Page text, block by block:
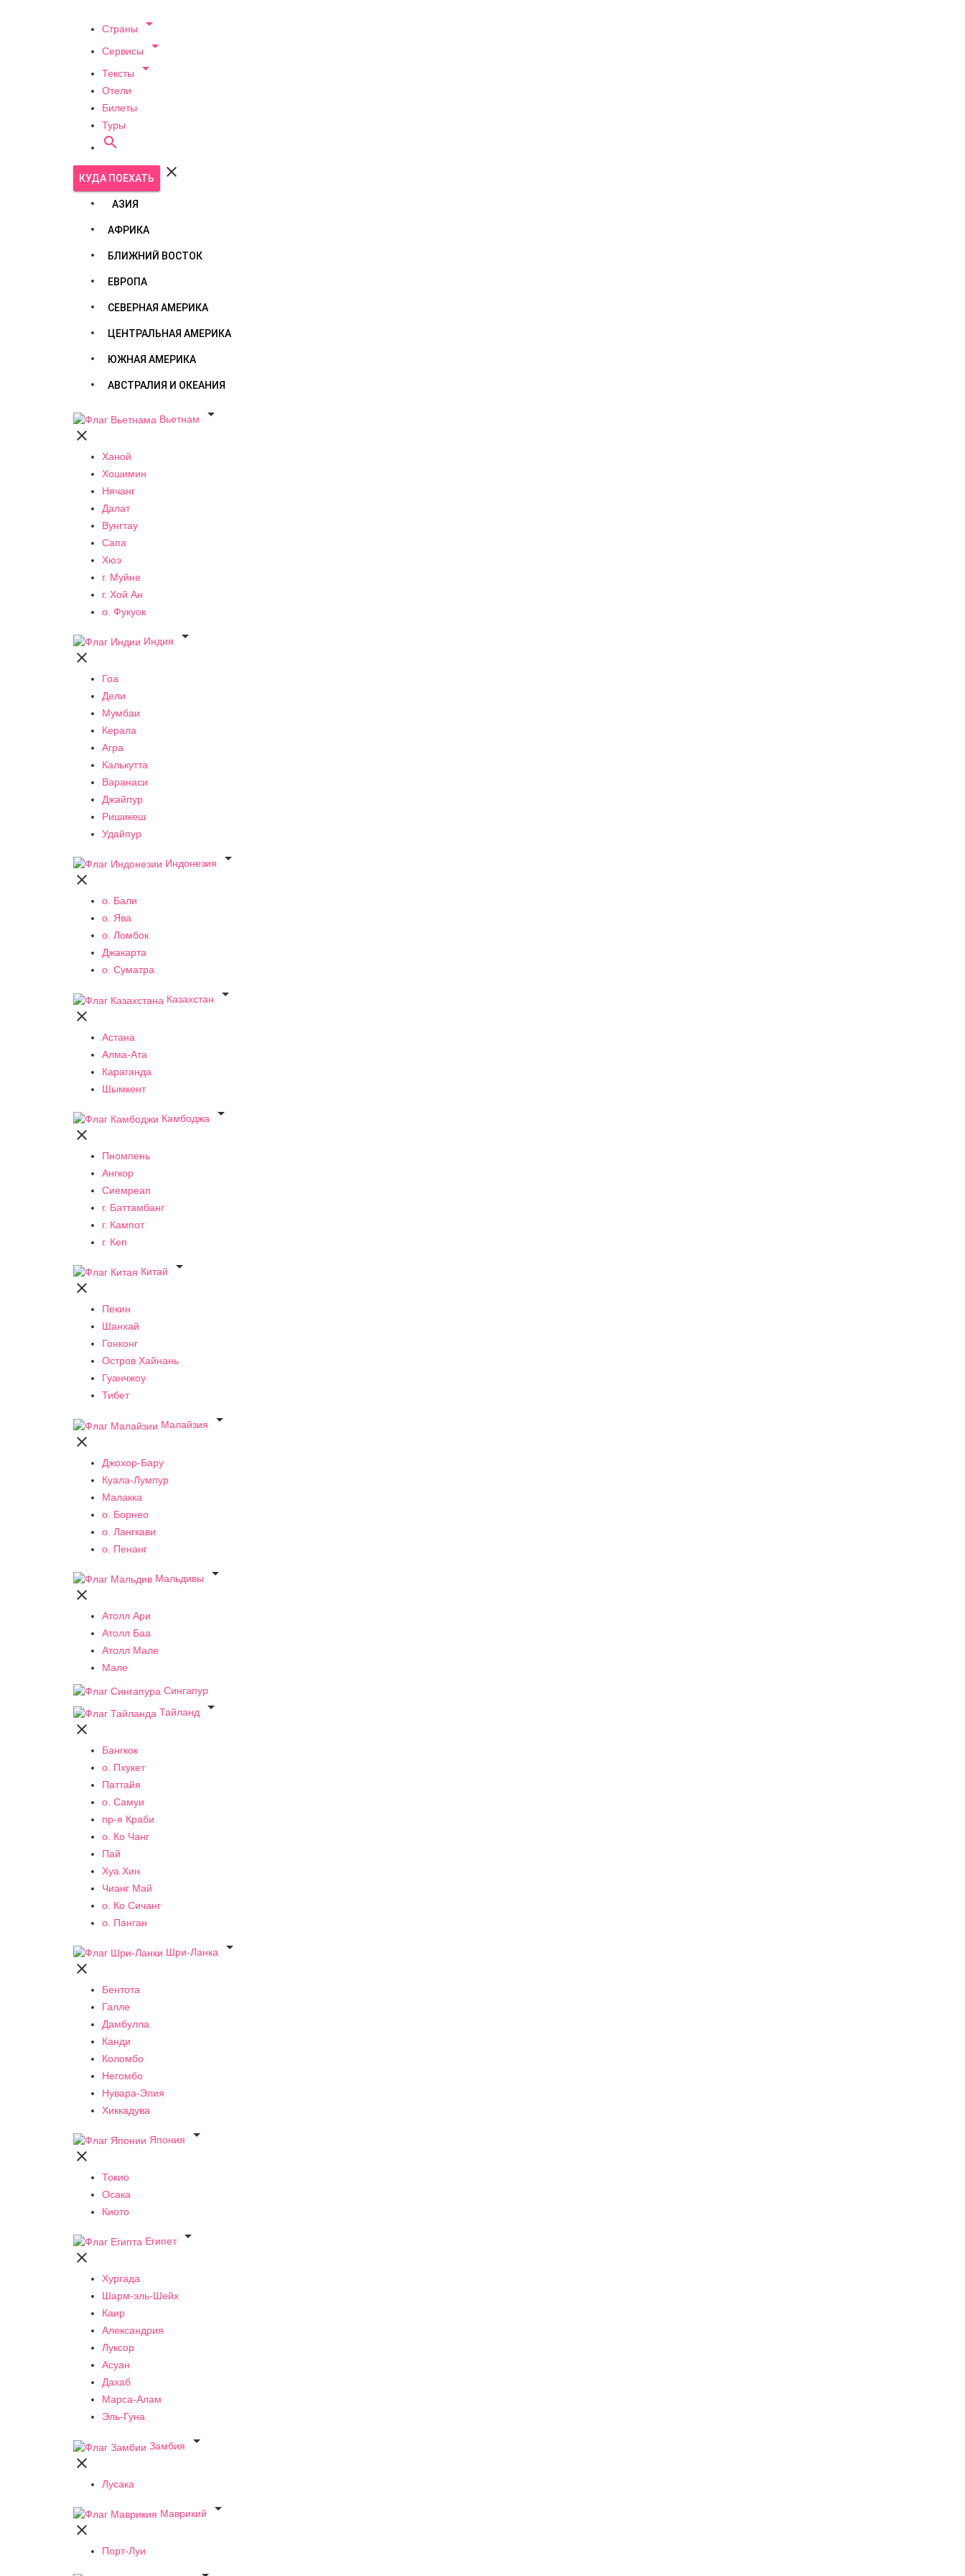
Страны 
Сервисы 
Тексты 
Отели
Билеты
Туры

КУДА ПОЕХАТЬ 
АЗИЯ
АФРИКА
БЛИЖНИЙ ВОСТОК
ЕВРОПА
СЕВЕРНАЯ АМЕРИКА
ЦЕНТРАЛЬНАЯ АМЕРИКА
ЮЖНАЯ АМЕРИКА
АВСТРАЛИЯ И ОКЕАНИЯ
Вьетнам


Ханой
Хошимин
Нячанг
Далат
Вунгтау
Сапа
Хюэ
г. Муйне
г. Хой Ан
о. Фукуок
Индия


Гоа
Дели
Мумбаи
Керала
Агра
Калькутта
Варанаси
Джайпур
Ришикеш
Удайпур
Индонезия


о. Бали
о. Ява
о. Ломбок
Джакарта
о. Суматра
Казахстан


Астана
Алма-Ата
Караганда
Шымкент
Камбоджа


Пномпень
Ангкор
Сиемреап
г. Баттамбанг
г. Кампот
г. Кеп
Китай


Пекин
Шанхай
Гонконг
Остров Хайнань
Гуанчжоу
Тибет
Малайзия


Джохор-Бару
Куала-Лумпур
Малакка
о. Борнео
о. Лангкави
о. Пенанг
Мальдивы


Атолл Ари
Атолл Баа
Атолл Мале
Мале
Сингапур
Тайланд


Бангкок
о. Пхукет
Паттайя
о. Самуи
пр-я Краби
о. Ко Чанг
Пай
Хуа Хин
Чианг Май
о. Ко Сичанг
о. Панган
Шри-Ланка


Бентота
Галле
Дамбулла
Канди
Коломбо
Негомбо
Нувара-Элия
Хиккадува
Япония


Токио
Осака
Киото
Египет


Хургада
Шарм-эль-Шейх
Каир
Александрия
Луксор
Асуан
Дахаб
Марса-Алам
Эль-Гуна
Замбия


Лусака
Маврикий


Порт-Луи